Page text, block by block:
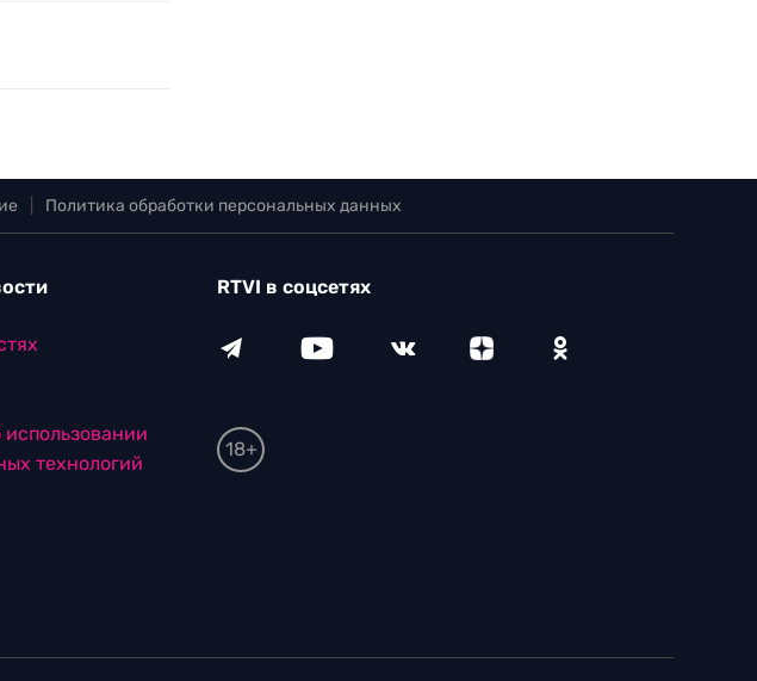
Политика обработки персональных данных
технологий
RTVI в соцсетях
18+